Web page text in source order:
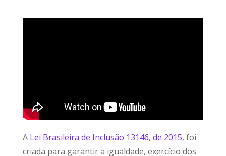
A Lei Brasileira de Inclusão 13146, de 2015, foi
criada para garantir a igualdade, exercício dos